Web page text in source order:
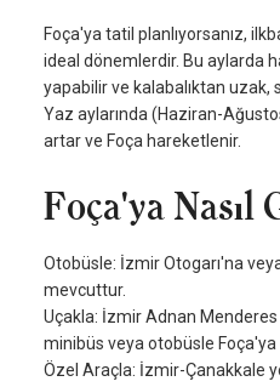
Foça'ya tatil planlıyorsanız,
ideal dönemlerdir. Bu aylarda
yapabilir ve kalabalıktan uzak,
Yaz aylarında (Haziran-
artar ve Foça hareketlenir.
Foça'ya Nasıl
Otobüsle: İzmir Otogarı'na
mevcuttur.
Uçakla: İzmir Adnan
minibüs veya otobüsle Foça'ya
Özel Araçla: İzmir-Çanakkale